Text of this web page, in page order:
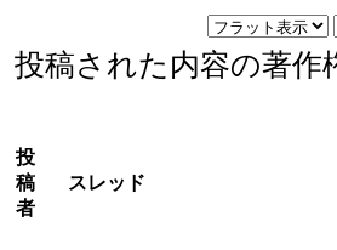
投稿された内容の著作
投
稿
者
スレッド